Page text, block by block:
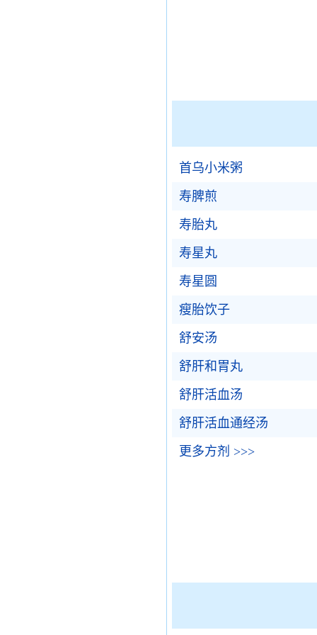
首乌小米粥
寿脾煎
寿胎丸
寿星丸
寿星圆
瘦胎饮子
舒安汤
舒肝和胃丸
舒肝活血汤
舒肝活血通经汤
更多方剂 >>>